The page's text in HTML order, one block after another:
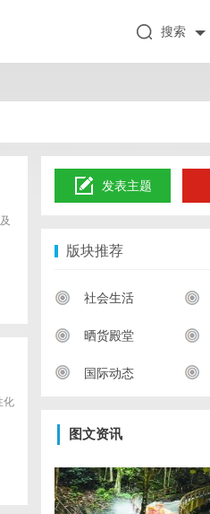
搜索
化
发表主题
版块推荐
社会生活
晒货殿堂
国际动态
图文资讯